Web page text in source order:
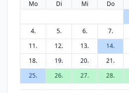
Mo Di Mi Do
4.
5. 6. 7.
11.
12. 13. 14.
18.
19. 20. 21.
25.
26. 27. 28.